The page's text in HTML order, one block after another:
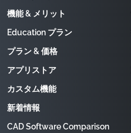
機能 & メリット
Education プラン
プラン & 価格
アプリストア
カスタム機能
新着情報
CAD Software Comparison